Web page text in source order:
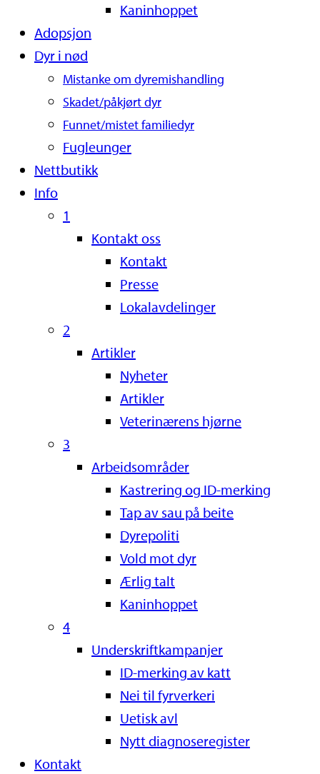
Kaninhoppet
Adopsjon
Dyr i nød
Mistanke om dyremishandling
Skadet/påkjørt dyr
Funnet/mistet familiedyr
Fugleunger
Nettbutikk
Info
1
Kontakt oss
Kontakt
Presse
Lokalavdelinger
2
Artikler
Nyheter
Artikler
Veterinærens hjørne
3
Arbeidsområder
Kastrering og ID-merking
Tap av sau på beite
Dyrepoliti
Vold mot dyr
Ærlig talt
Kaninhoppet
4
Underskriftkampanjer
ID-merking av katt
Nei til fyrverkeri
Uetisk avl
Nytt diagnoseregister
Kontakt